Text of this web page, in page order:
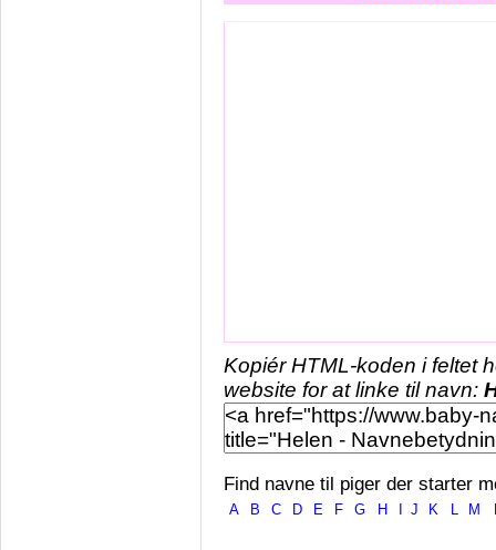
Kopiér HTML-koden i feltet
website for at linke til navn:
Find navne til piger der starter
A B C D E F G H J K L M